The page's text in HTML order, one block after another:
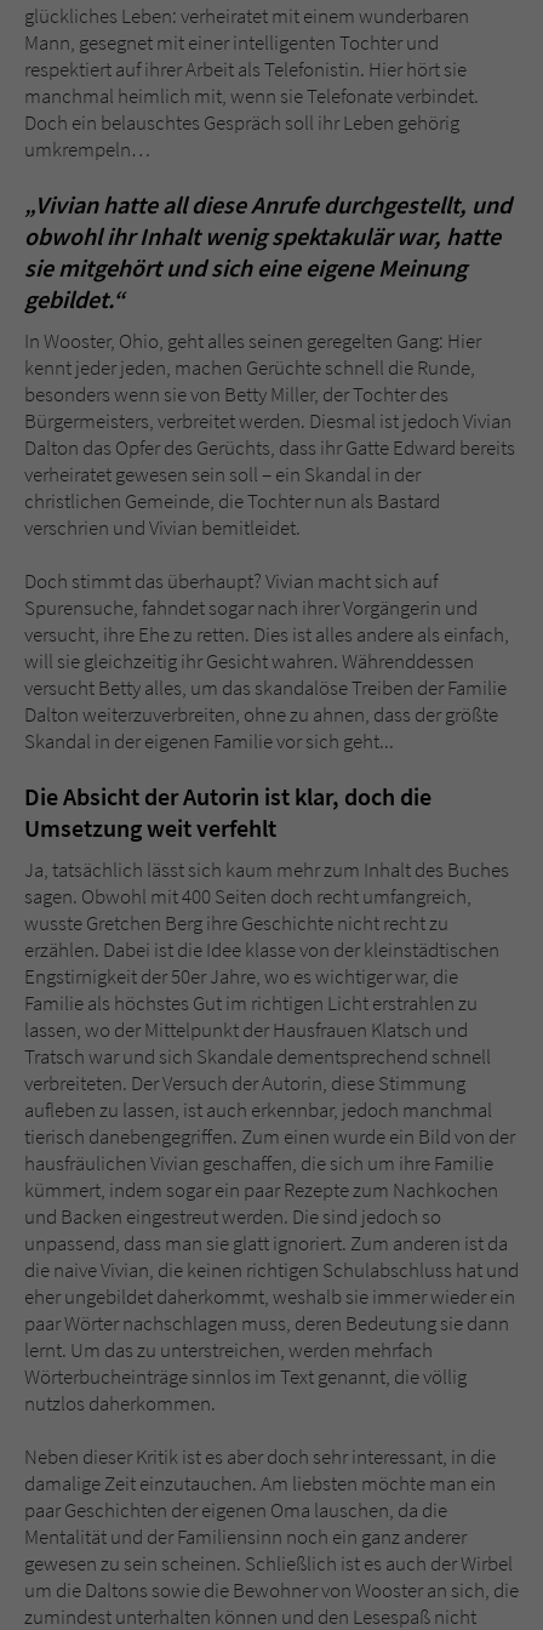
glückliches Leben: verheiratet mit einem wunderbaren
Mann, gesegnet mit einer intelligenten Tochter und
respektiert auf ihrer Arbeit als Telefonistin. Hier hört sie
manchmal heimlich mit, wenn sie Telefonate verbindet.
Doch ein belauschtes Gespräch soll ihr Leben gehörig
umkrempeln…
„Vivian hatte all diese Anrufe durchgestellt, und
obwohl ihr Inhalt wenig spektakulär war, hatte
sie mitgehört und sich eine eigene Meinung
gebildet.“
In Wooster, Ohio, geht alles seinen geregelten Gang: Hier
kennt jeder jeden, machen Gerüchte schnell die Runde,
besonders wenn sie von Betty Miller, der Tochter des
Bürgermeisters, verbreitet werden. Diesmal ist jedoch Vivian
Dalton das Opfer des Gerüchts, dass ihr Gatte Edward bereits
verheiratet gewesen sein soll – ein Skandal in der
christlichen Gemeinde, die Tochter nun als Bastard
verschrien und Vivian bemitleidet.
Doch stimmt das überhaupt? Vivian macht sich auf
Spurensuche, fahndet sogar nach ihrer Vorgängerin und
versucht, ihre Ehe zu retten. Dies ist alles andere als einfach,
will sie gleichzeitig ihr Gesicht wahren. Währenddessen
versucht Betty alles, um das skandalöse Treiben der Familie
Dalton weiterzuverbreiten, ohne zu ahnen, dass der größte
Skandal in der eigenen Familie vor sich geht...
Die Absicht der Autorin ist klar, doch die
Umsetzung weit verfehlt
Ja, tatsächlich lässt sich kaum mehr zum Inhalt des Buches
sagen. Obwohl mit 400 Seiten doch recht umfangreich,
wusste Gretchen Berg ihre Geschichte nicht recht zu
erzählen. Dabei ist die Idee klasse von der kleinstädtischen
Engstirnigkeit der 50er Jahre, wo es wichtiger war, die
Familie als höchstes Gut im richtigen Licht erstrahlen zu
lassen, wo der Mittelpunkt der Hausfrauen Klatsch und
Tratsch war und sich Skandale dementsprechend schnell
verbreiteten. Der Versuch der Autorin, diese Stimmung
aufleben zu lassen, ist auch erkennbar, jedoch manchmal
tierisch danebengegriffen. Zum einen wurde ein Bild von der
hausfräulichen Vivian geschaffen, die sich um ihre Familie
kümmert, indem sogar ein paar Rezepte zum Nachkochen
und Backen eingestreut werden. Die sind jedoch so
unpassend, dass man sie glatt ignoriert. Zum anderen ist da
die naive Vivian, die keinen richtigen Schulabschluss hat und
eher ungebildet daherkommt, weshalb sie immer wieder ein
paar Wörter nachschlagen muss, deren Bedeutung sie dann
lernt. Um das zu unterstreichen, werden mehrfach
Wörterbucheinträge sinnlos im Text genannt, die völlig
nutzlos daherkommen.
Neben dieser Kritik ist es aber doch sehr interessant, in die
damalige Zeit einzutauchen. Am liebsten möchte man ein
paar Geschichten der eigenen Oma lauschen, da die
Mentalität und der Familiensinn noch ein ganz anderer
gewesen zu sein scheinen. Schließlich ist es auch der Wirbel
um die Daltons sowie die Bewohner von Wooster an sich, die
zumindest unterhalten können und den Lesespaß nicht
Sicherheitscode des Kontaktformulars zu
überprüfen.